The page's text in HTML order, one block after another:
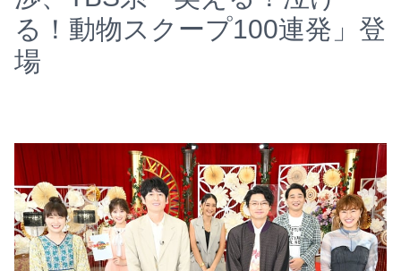
る！動物スクープ100連発」登
場